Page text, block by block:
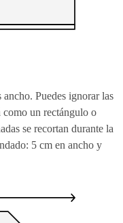
Puedes ignorar las
un rectángulo o
se recortan durante la
5 cm en ancho y